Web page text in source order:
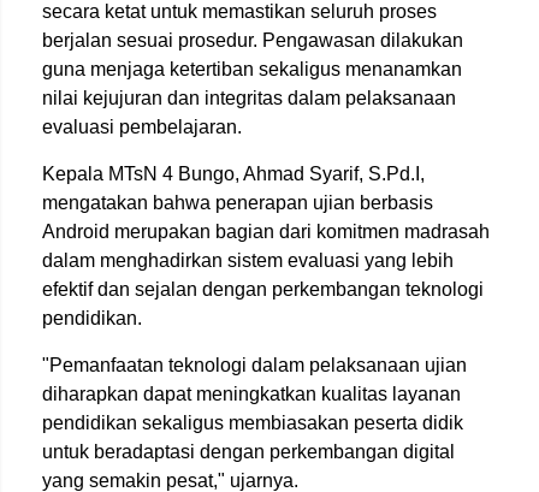
secara ketat untuk memastikan seluruh proses
berjalan sesuai prosedur. Pengawasan dilakukan
guna menjaga ketertiban sekaligus menanamkan
nilai kejujuran dan integritas dalam pelaksanaan
evaluasi pembelajaran.
Kepala MTsN 4 Bungo, Ahmad Syarif, S.Pd.I,
mengatakan bahwa penerapan ujian berbasis
Android merupakan bagian dari komitmen madrasah
dalam menghadirkan sistem evaluasi yang lebih
efektif dan sejalan dengan perkembangan teknologi
pendidikan.
"Pemanfaatan teknologi dalam pelaksanaan ujian
diharapkan dapat meningkatkan kualitas layanan
pendidikan sekaligus membiasakan peserta didik
untuk beradaptasi dengan perkembangan digital
yang semakin pesat," ujarnya.